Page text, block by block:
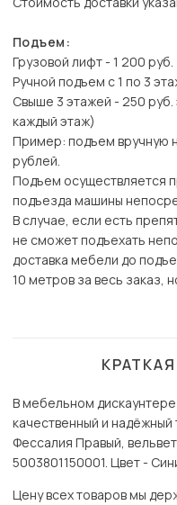
Подъем:
Грузовой лифт - 1 200 руб.
Ручной подъем с 1 по 3
Свыше 3 этажей - 250 руб.
каждый этаж)
Пример: подъем вручную
рублей.
Подъем осуществляется
подъезда машины
В случае, если есть
не сможет подъехать
доставка мебели до
10 метров за весь заказ,
В мебельном
качественный и
Фессалия Правый,
5003801150001. Цвет -
Цену всех товаров мы